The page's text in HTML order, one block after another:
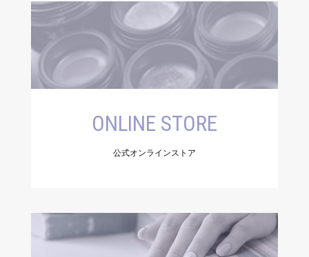
ONLINE STORE
公式オンラインストア